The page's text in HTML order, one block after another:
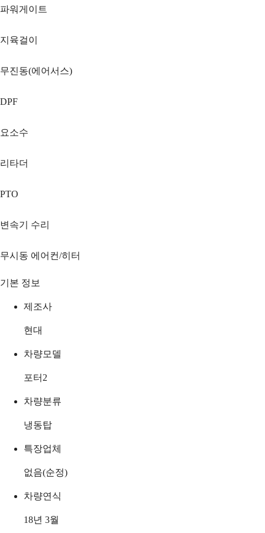
파워게이트
지육걸이
무진동(에어서스)
DPF
요소수
리타더
PTO
변속기 수리
무시동 에어컨/히터
기본 정보
제조사
현대
차량모델
포터2
차량분류
냉동탑
특장업체
없음(순정)
차량연식
18년 3월